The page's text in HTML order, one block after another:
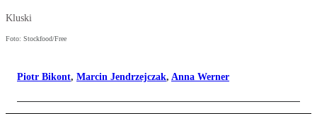
Kluski
Foto: Stockfood/Free
Piotr Bikont, Marcin Jendrzejczak, Anna Werner